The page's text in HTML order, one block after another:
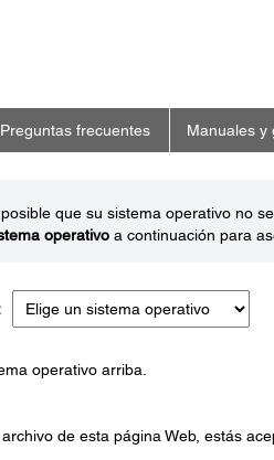
Preguntas frecuentes Manuales y
que su sistema operativo no
operativoa continuación para
operativo arriba.
de esta página Web, estás